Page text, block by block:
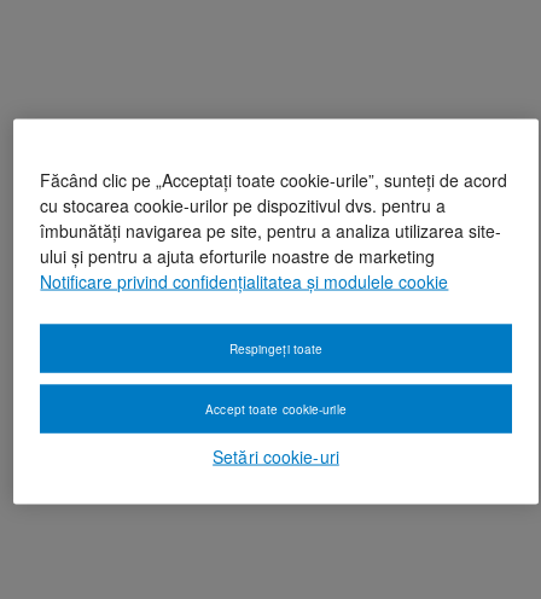
Făcând clic pe „Acceptați toate cookie-urile”, sunteți de acord
cu stocarea cookie-urilor pe dispozitivul dvs. pentru a
îmbunătăți navigarea pe site, pentru a analiza utilizarea site-
ului și pentru a ajuta eforturile noastre de marketing
Notificare privind confidențialitatea și modulele cookie
Setări cookie-uri
Respingeți toate
Accept toate cookie-urile